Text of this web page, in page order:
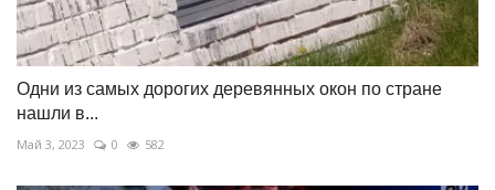
Одни из самых дорогих деревянных окон по стране
нашли в...
Май 3, 2023 0 582